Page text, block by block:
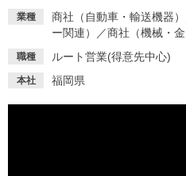
イベントを探す スカ
就活ノウハウ・サポート
業種 商社（自動車・輸送機器）
ー関連）
／商社（機械・金
職種 ルート営業(得意先中心)
本社 福岡県